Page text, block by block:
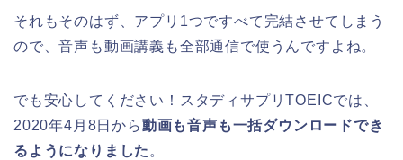
それもそのはず、アプリ1つですべて完結させてしまう
ので、音声も動画講義も全部通信で使うんですよね。
でも安心してください！スタディサプリTOEICでは、
2020年4月8日から動画も音声も一括ダウンロードでき
るようになりました 。